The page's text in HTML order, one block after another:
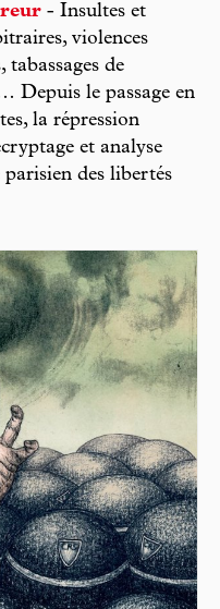
- Insultes et
violences
tabassages de
Depuis le passage en
la répression
et analyse
des libertés